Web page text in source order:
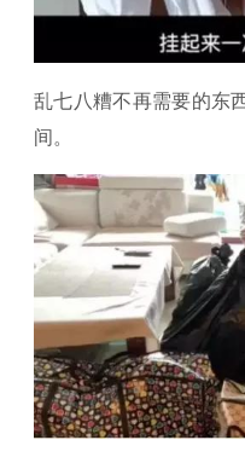
乱七八糟不再需要的东
间。